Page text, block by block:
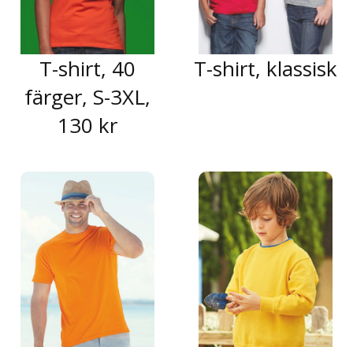
T-shirt, 40
färger, S-3XL,
130 kr
T-shirt, klassisk